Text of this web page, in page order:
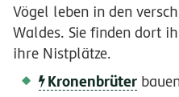
Vögel leben in den
Waldes. Sie finden dort
ihre Nistplätze.
Kronenbrüter